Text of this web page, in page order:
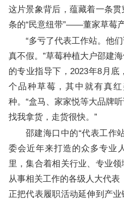
这片景象背后，蕴藏着一条
条的“民意纽带”——董家草莓
“多亏了代表工作站。他
真不假。”草莓种植大户邵建
的专业指导下，2023年8月底
个品种草莓，其中就有真
种。“盒马、家家悦等大品牌
找我拿货，走货很快。”
邵建海口中的“代表工作
委会近年来打造的众多专业
里，集合着相关行业、专业领
从事相关工作的各级人大代表
正把代表履职活动延伸到产